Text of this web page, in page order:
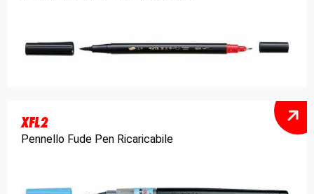
XFL2
Pennello Fude Pen Ricaricabile